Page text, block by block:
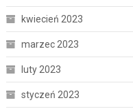
kwiecień 2023
marzec 2023
luty 2023
styczeń 2023